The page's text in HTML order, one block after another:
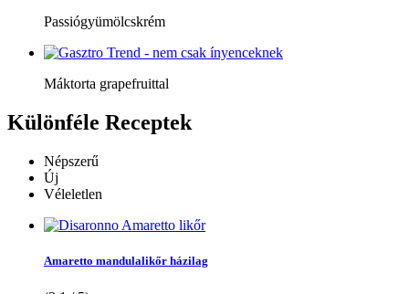
Passiógyümölcskrém
Máktorta grapefruittal
Különféle Receptek
Népszerű
Új
Véleletlen
Amaretto mandulalikőr házilag